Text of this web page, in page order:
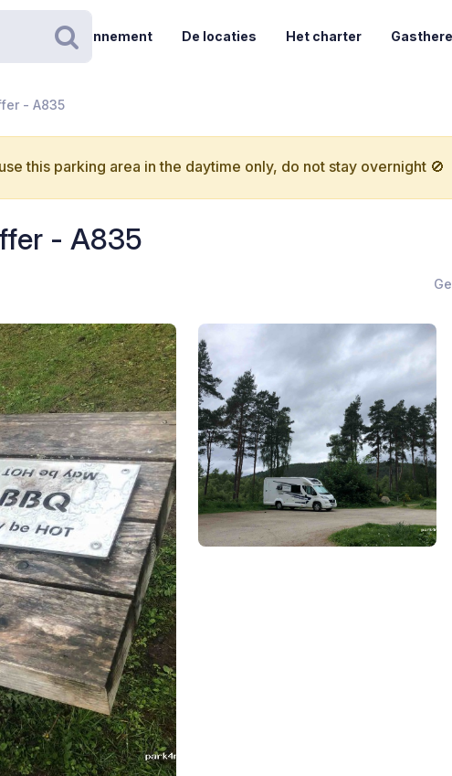
Zoeken
Abonnement De locaties Het charter
- A835
this parking area in the daytime only, do not stay overnight 🚫
- A835